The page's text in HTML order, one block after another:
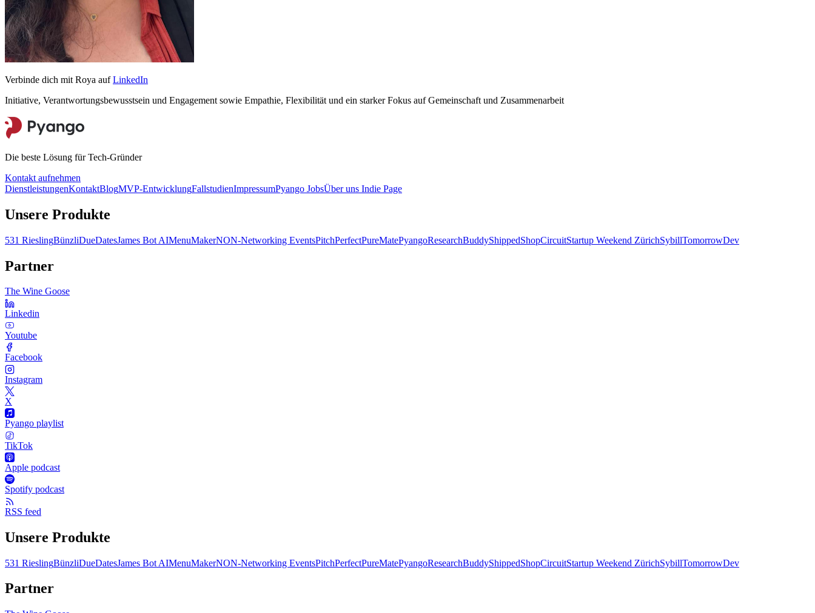
Verbinde dich mit Roya aufLinkedIn
Initiative, Verantwortungsbewusstsein und Engagement sowie Empathie, Flexibilität und ein starker Fokus auf Gemeinschaft und Zusammenarbeit
Die beste Lösung für Tech-Gründer
Kontakt aufnehmen
DienstleistungenKontaktBlogMVP-EntwicklungFallstudienImpressumPyango JobsÜber uns Indie Page
Unsere Produkte
531 RieslingBünzliDueDatesJames Bot AIMenuMakerNON-Networking EventsPitchPerfectPureMatePyangoResearchBuddyShippedShopCircuitStartup Weekend ZürichSybillTomorrowDev
Partner
The Wine Goose
Linkedin
Youtube
Facebook
Instagram
X
Pyango playlist
TikTok
Apple podcast
Spotify podcast
RSS feed
Unsere Produkte
531 RieslingBünzliDueDatesJames Bot AIMenuMakerNON-Networking EventsPitchPerfectPureMatePyangoResearchBuddyShippedShopCircuitStartup Weekend ZürichSybillTomorrowDev
Partner